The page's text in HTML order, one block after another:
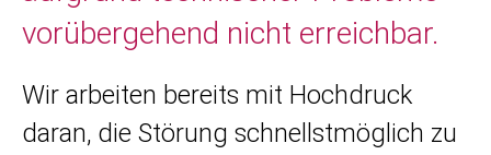
vorübergehend nicht erreichbar.
Wir arbeiten bereits mit Hochdruck
daran, die Störung schnellstmöglich zu